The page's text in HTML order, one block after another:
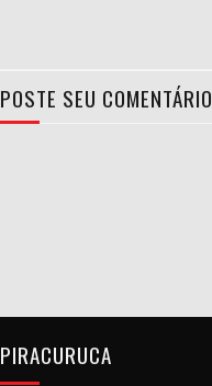
POSTE SEU COMENTÁRIO
PIRACURUCA